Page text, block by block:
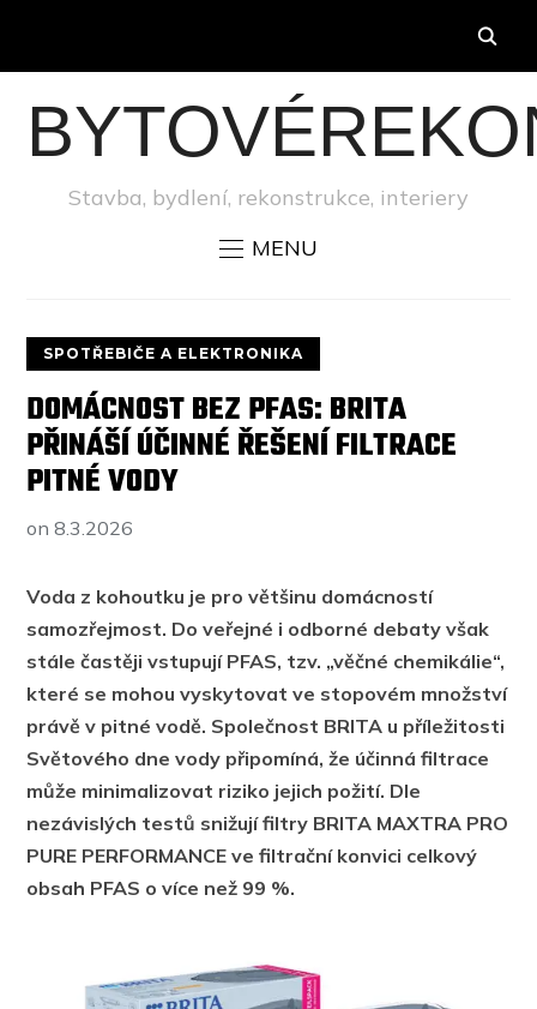
Stavba, bydlení, rekonstrukce, interiery
MENU
SPOTŘEBIČE A ELEKTRONIKA
DOMÁCNOST BEZ PFAS: BRITA
PŘINÁŠÍ ÚČINNÉ ŘEŠENÍ FILTRACE
PITNÉ VODY
on8.3.2026
Voda z kohoutku je pro většinu domácností
samozřejmost. Do veřejné i odborné debaty však
stále častěji vstupují PFAS, tzv. „věčné chemikálie“,
které se mohou vyskytovat ve stopovém množství
právě v pitné vodě. Společnost BRITA u příležitosti
Světového dne vody připomíná, že účinná filtrace
může minimalizovat riziko jejich požití. Dle
nezávislých testů snižují filtry BRITA MAXTRA PRO
PURE PERFORMANCE ve filtrační konvici celkový
obsah PFAS o více než 99 %.